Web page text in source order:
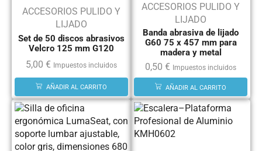
ACCESORIOS PULIDO Y
LIJADO
Set de 50 discos abrasivos
Velcro 125 mm G120
5,00 € Impuestos incluidos
AÑADIR AL CARRITO
ACCESORIOS PULIDO Y
LIJADO
Banda abrasiva de lijado
G60 75 x 457 mm para
madera y metal
0,50 € Impuestos incluidos
AÑADIR AL CARRITO